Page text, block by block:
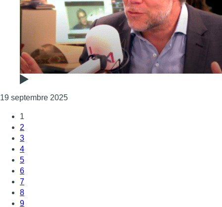
19 septembre 2025Consulter l'article "PFAS sur le site Sicli à
1
2
3
4
5
6
7
8
9